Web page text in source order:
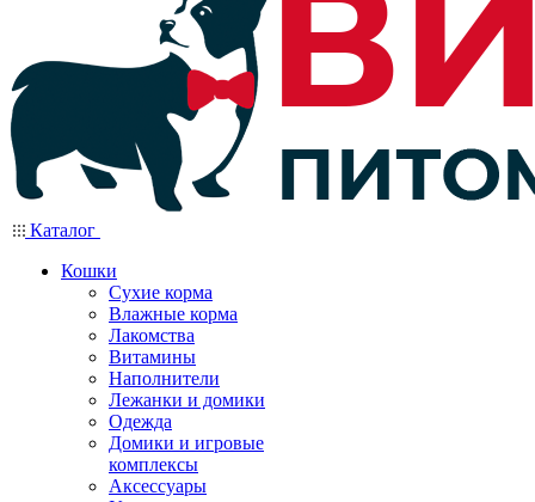
Каталог
Кошки
Сухие корма
Влажные корма
Лакомства
Витамины
Наполнители
Лежанки и домики
Одежда
Домики и игровые
комплексы
Аксессуары